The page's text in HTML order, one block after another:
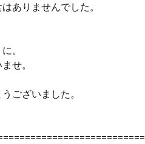
ありませんでした。
。
せ。
ございました。